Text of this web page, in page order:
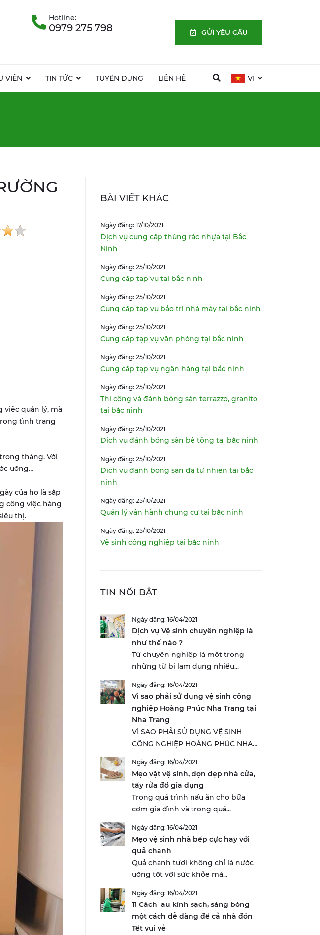
VIỆN TIN TỨC TUYỂN DỤNG LIÊN HỆ VI
Hotline:
0979 275 798 GỬI YÊU CẦU
việc quản lý, mà
tình trạng
tháng. Với
uống…
của họ là sắp
công việc hàng
thị.
BÀI VIẾT KHÁC
Ngày đăng: 17/10/2021
Dịch vụ cung cấp thùng rác nhựa tại Bắc
Ninh
Ngày đăng: 25/10/2021
Cung cấp tạp vụ tại bắc ninh
Ngày đăng: 25/10/2021
Cung cấp tạp vụ bảo trì nhà máy tại bắc ninh
Ngày đăng: 25/10/2021
Cung cấp tạp vụ văn phòng tại bắc ninh
Ngày đăng: 25/10/2021
Cung cấp tạp vụ ngân hàng tại bắc ninh
Ngày đăng: 25/10/2021
Thi công và đánh bóng sàn terrazzo, granito
tại bắc ninh
Ngày đăng: 25/10/2021
Dịch vụ đánh bóng sàn bê tông tại bắc ninh
Ngày đăng: 25/10/2021
Dịch vụ đánh bóng sàn đá tự nhiên tại bắc
ninh
Ngày đăng: 25/10/2021
Quản lý vận hành chung cư tại bắc ninh
Ngày đăng: 25/10/2021
Vệ sinh công nghiệp tại bắc ninh
TIN NỔI BẬT
Ngày đăng: 16/04/2021
Dịch vụ Vệ sinh chuyên nghiệp là
như thế nào ?
Từ chuyên nghiệp là một trong
những từ bị lạm dụng nhiều...
Ngày đăng: 16/04/2021
Vì sao phải sử dụng vệ sinh công
nghiệp Hoàng Phúc Nha Trang tại
Nha Trang
VÌ SAO PHẢI SỬ DỤNG VỆ SINH
CÔNG NGHIỆP HOÀNG PHÚC NHA
Ngày đăng: 16/04/2021
Mẹo vặt vệ sinh, dọn dẹp nhà cửa,
tẩy rửa đồ gia dụng
Trong quá trình nấu ăn cho bữa
cơm gia đình và trong quá...
Ngày đăng: 16/04/2021
Mẹo vệ sinh nhà bếp cực hay với
quả chanh
Quả chanh tươi không chỉ là nước
uống tốt với sức khỏe mà...
Ngày đăng: 16/04/2021
11 Cách lau kính sạch, sáng bóng
một cách dễ dàng để cả nhà đón
Tết vui vẻ